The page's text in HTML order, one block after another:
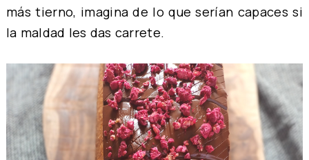
más tierno, imagina de lo que serían capaces si
la maldad les das carrete.